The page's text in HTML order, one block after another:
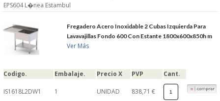
EPS604 L�nea Estambul
Fregadero Acero Inoxidable 2 Cubas Izquierda Para
Lavavajillas Fondo 600 Con Estante 1800x600x850h m
Ver Más
Codigo. Embalaje. Precio X PVP Cant.
IS1618L2DW1 1 UNIDAD 838,71 €